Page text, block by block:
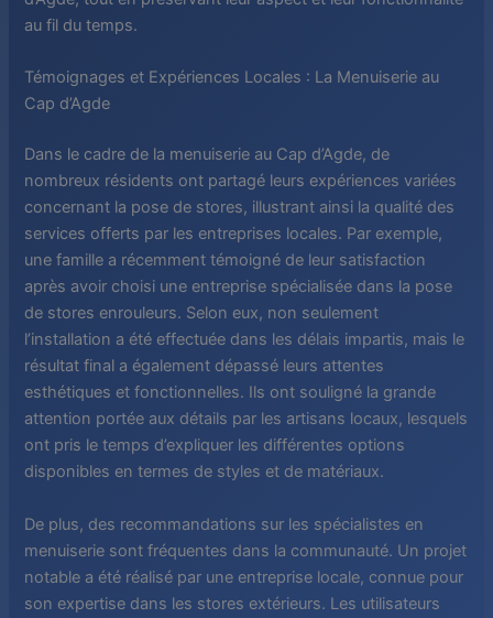
au fil du temps.
Témoignages et Expériences Locales : La Menuiserie au
Cap d’Agde
Dans le cadre de la menuiserie au Cap d’Agde, de
nombreux résidents ont partagé leurs expériences variées
concernant la pose de stores, illustrant ainsi la qualité des
services offerts par les entreprises locales. Par exemple,
une famille a récemment témoigné de leur satisfaction
après avoir choisi une entreprise spécialisée dans la pose
de stores enrouleurs. Selon eux, non seulement
l’installation a été effectuée dans les délais impartis, mais le
résultat final a également dépassé leurs attentes
esthétiques et fonctionnelles. Ils ont souligné la grande
attention portée aux détails par les artisans locaux, lesquels
ont pris le temps d’expliquer les différentes options
disponibles en termes de styles et de matériaux.
De plus, des recommandations sur les spécialistes en
menuiserie sont fréquentes dans la communauté. Un projet
notable a été réalisé par une entreprise locale, connue pour
son expertise dans les stores extérieurs. Les utilisateurs